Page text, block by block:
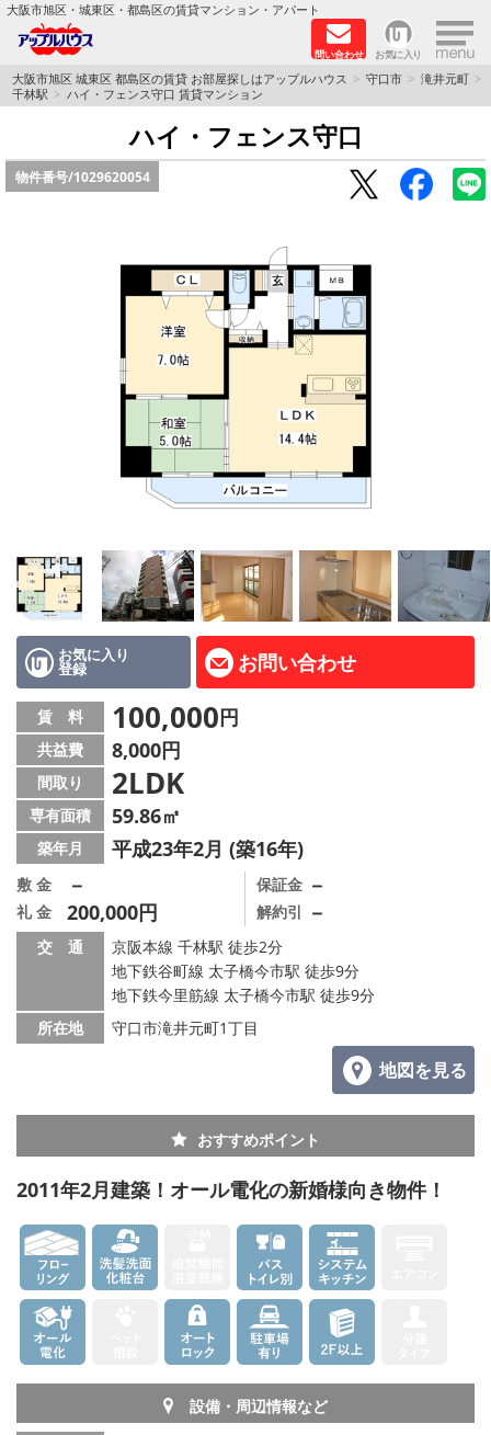
大阪市旭区・城東区・都島区の賃貸マンション・アパート
問い合わせ お気に入り ×
TOPページ
路線·駅から探す
LINE公式アカウント
Instagram
店舗情報·アクセス
会社概要
メールでお問い合わせ
大阪市旭区 城東区 都島区の賃貸 お部屋探しはアップルハウス 守口市
滝井元町
千林駅
ハイ・フェンス守口 賃貸マンション
ハイ・フェンス守口
物件番号/1029620054
お気に入り
登録 お問い合わせ
賃 料 100,000円
共益費 8,000円
間取り 2LDK
専有面積 59.86㎡
築年月 平成23年2月 (築16年)
敷 金 －
礼 金 200,000円
保証金 －
解約引 －
交 通
京阪本線 千林駅 徒歩2分
地下鉄谷町線 太子橋今市駅 徒歩9分
地下鉄今里筋線 太子橋今市駅 徒歩9分
所在地
守口市滝井元町1丁目
地図を見る
おすすめポイント
2011年2月建築！オール電化の新婚様向き物件！
設備・周辺情報など